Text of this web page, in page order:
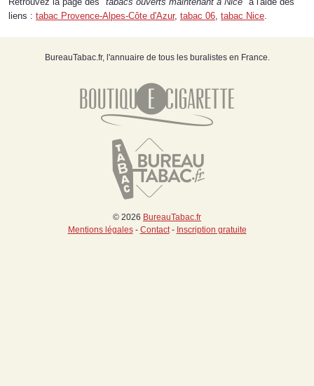
liens : tabac Provence-Alpes-Côte d'Azur, tabac 06 tabac Nice
BureauTabac.fr, l'annuaire de tous les buralistes en France.
© 2026 BureauTabac.fr
Mentions légales- Contact- Inscription gratuite